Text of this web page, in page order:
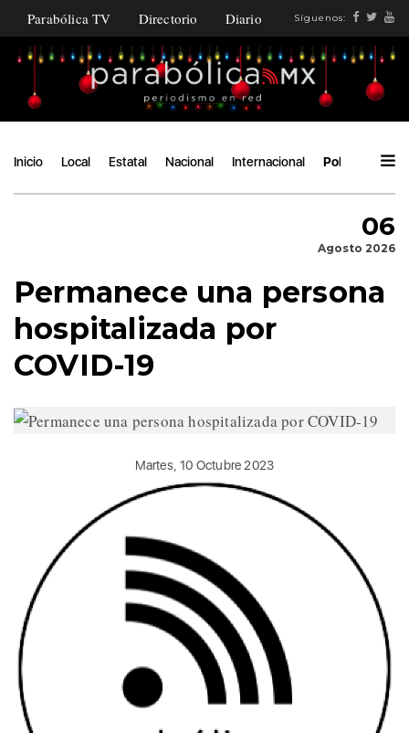
Parabólica TV Directorio Diario Síguenos:
Inicio Local Estatal Nacional Internacional Política
06
Agosto 2026
Permanece una persona
hospitalizada por
COVID-19
Martes, 10 Octubre 2023